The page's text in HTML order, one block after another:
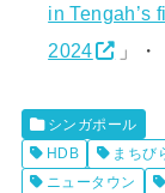
in Tengah’s
2024
」
シンガポール
HDB
まちび
ニュータウン